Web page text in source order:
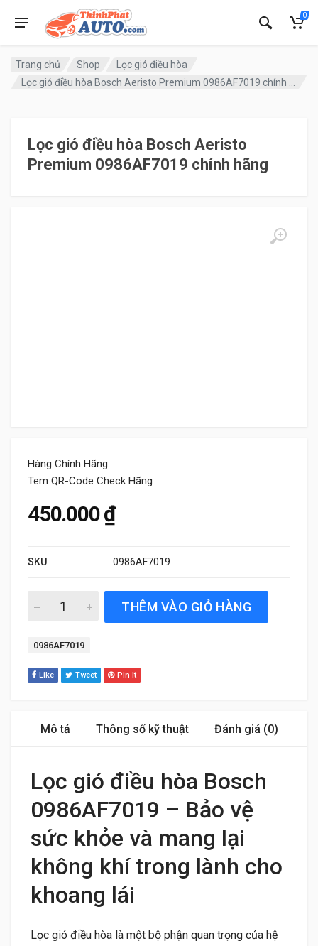
0
Trang chủ Shop
Lọc gió điều hòa
Lọc gió điều hòa Bosch Aeristo
Premium 0986AF7019 chính hãng
Hàng Chính Hãng
Tem QR-Code Check Hãng
450.000₫
SKU 0986AF7019
Lọc gió điều hòa Bosch Aeristo Premium 0986AF7019
THÊM VÀO GIỎ HÀNG
Tag:
0986AF7019
Like Tweet Pin It
Mô tả Thông số kỹ thuật Đánh giá (0)
Lọc gió điều hòa Bosch
0986AF7019 – Bảo vệ
sức khỏe và mang lại
không khí trong lành cho
khoang lái
Lọc gió điều hòa là một bộ phận quan trọng của hệ